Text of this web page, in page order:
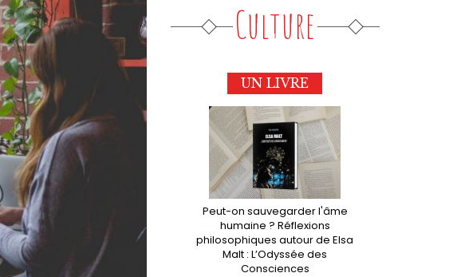
Culture
UN LIVRE
Peut-on sauvegarder l'âme
humaine ? Réflexions
philosophiques autour de Elsa
Malt : L’Odyssée des
Consciences